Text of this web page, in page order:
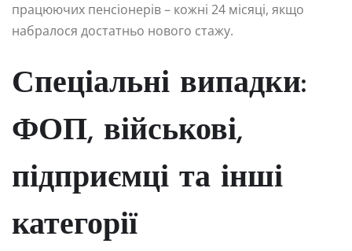
працюючих пенсіонерів – кожні 24 місяці, якщо
набралося достатньо нового стажу.
Спеціальні випадки:
ФОП, військові,
підприємці та інші
категорії